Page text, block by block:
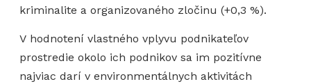
kriminalite a organizovaného zločinu (+0,3 %).
V hodnotení vlastného vplyvu podnikateľov
prostredie okolo ich podnikov sa im pozitívne
najviac darí v environmentálnych aktivitách